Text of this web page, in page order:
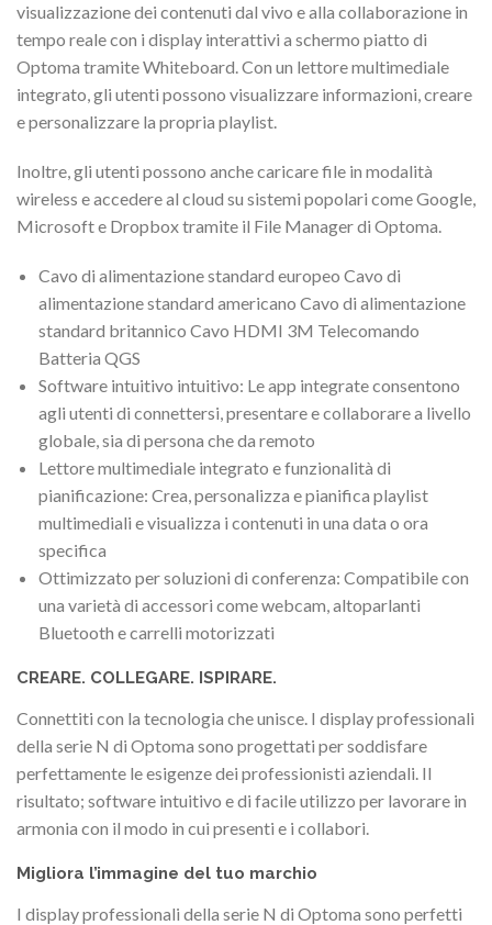
visualizzazione dei contenuti dal vivo e alla collaborazione in
tempo reale con i display interattivi a schermo piatto di
Optoma tramite Whiteboard. Con un lettore multimediale
integrato, gli utenti possono visualizzare informazioni, creare
e personalizzare la propria playlist.
Inoltre, gli utenti possono anche caricare file in modalità
wireless e accedere al cloud su sistemi popolari come Google,
Microsoft e Dropbox tramite il File Manager di Optoma.
Cavo di alimentazione standard europeo Cavo di
alimentazione standard americano Cavo di alimentazione
standard britannico Cavo HDMI 3M Telecomando
Batteria QGS
Software intuitivo intuitivo: Le app integrate consentono
agli utenti di connettersi, presentare e collaborare a livello
globale, sia di persona che da remoto
Lettore multimediale integrato e funzionalità di
pianificazione: Crea, personalizza e pianifica playlist
multimediali e visualizza i contenuti in una data o ora
specifica
Ottimizzato per soluzioni di conferenza: Compatibile con
una varietà di accessori come webcam, altoparlanti
Bluetooth e carrelli motorizzati
CREARE. COLLEGARE. ISPIRARE.
Connettiti con la tecnologia che unisce. I display professionali
della serie N di Optoma sono progettati per soddisfare
perfettamente le esigenze dei professionisti aziendali. Il
risultato; software intuitivo e di facile utilizzo per lavorare in
armonia con il modo in cui presenti e i collabori.
Migliora l’immagine del tuo marchio
I display professionali della serie N di Optoma sono perfetti